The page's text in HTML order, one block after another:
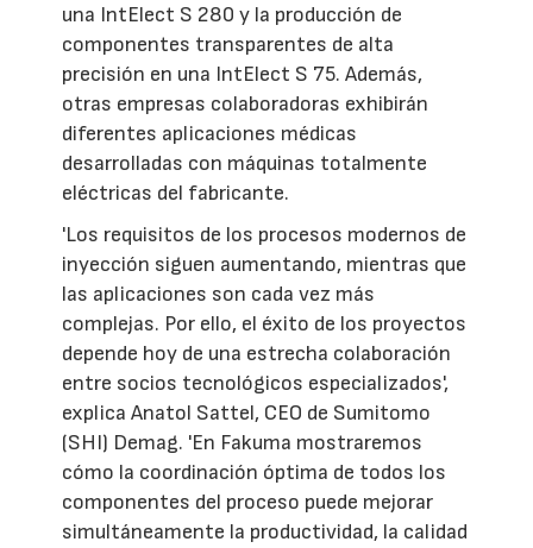
una IntElect S 280 y la producción de
componentes transparentes de alta
precisión en una IntElect S 75. Además,
otras empresas colaboradoras exhibirán
diferentes aplicaciones médicas
desarrolladas con máquinas totalmente
eléctricas del fabricante.
'Los requisitos de los procesos modernos de
inyección siguen aumentando, mientras que
las aplicaciones son cada vez más
complejas. Por ello, el éxito de los proyectos
depende hoy de una estrecha colaboración
entre socios tecnológicos especializados',
explica Anatol Sattel, CEO de Sumitomo
(SHI) Demag. 'En Fakuma mostraremos
cómo la coordinación óptima de todos los
componentes del proceso puede mejorar
simultáneamente la productividad, la calidad